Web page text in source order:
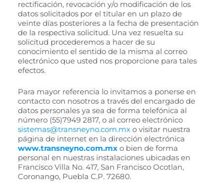
rectificación, revocación y/o modificación de los
datos solicitados por el titular en un plazo de
veinte días posteriores a la fecha de presentación
de la respectiva solicitud. Una vez resuelta su
solicitud procederemos a hacer de su
conocimiento el sentido de la misma al correo
electrónico que usted nos proporcione para tales
efectos.
Para mayor referencia lo invitamos a ponerse en
contacto con nosotros a través del encargado de
datos personales ya sea de forma telefónica al
número (55)7949 2817, o al correo electrónico
sistemas@transneyno.com.mx o visitar nuestra
página de internet en la dirección electrónica
www.transneyno.com.mx o bien de forma
personal en nuestras instalaciones ubicadas en
Francisco Villa No. 417, San Francisco Ocotlan,
Coronango, Puebla C.P. 72680.